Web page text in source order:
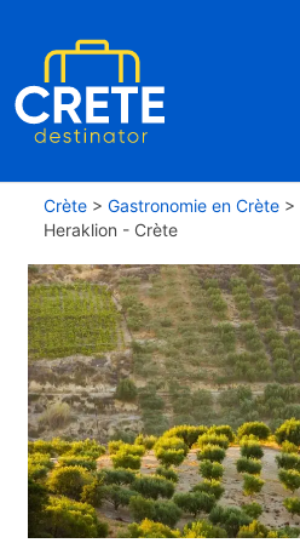
Crète > Gastronomie en Crète >
Heraklion - Crète